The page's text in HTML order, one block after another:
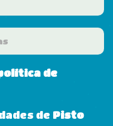
de
de Pisto